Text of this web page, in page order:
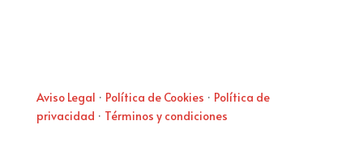
Aviso Legal · Política de Cookies · Política de
privacidad · Términos y condiciones